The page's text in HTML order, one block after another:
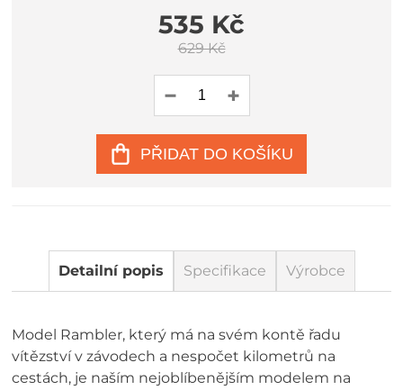
535 Kč
629 Kč
PŘIDAT DO KOŠÍKU
Detailní popis Specifikace Výrobce
Model Rambler, který má na svém kontě řadu
vítězství v závodech a nespočet kilometrů na
cestách, je naším nejoblíbenějším modelem na